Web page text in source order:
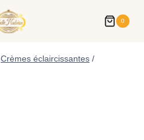
0
Crèmes éclaircissantes /